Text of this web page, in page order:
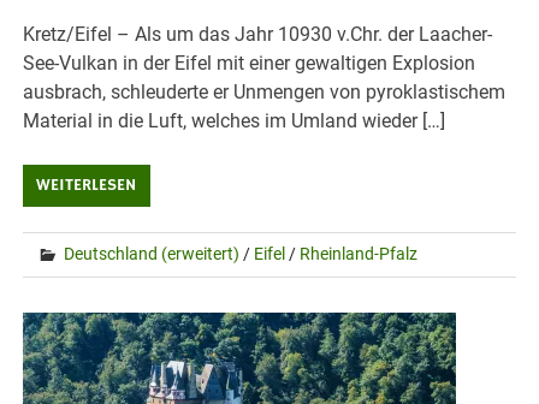
Kretz/Eifel – Als um das Jahr 10930 v.Chr. der Laacher-
See-Vulkan in der Eifel mit einer gewaltigen Explosion
ausbrach, schleuderte er Unmengen von pyroklastischem
Material in die Luft, welches im Umland wieder […]
WEITERLESEN
Deutschland (erweitert) / Eifel / Rheinland-Pfalz